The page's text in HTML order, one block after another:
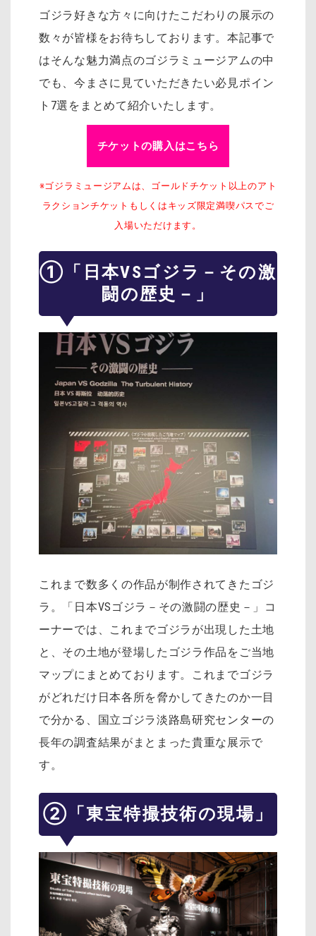
ゴジラ好きな方々に向けたこだわりの展示の
数々が皆様をお待ちしております。本記事で
はそんな魅力満点のゴジラミュージアムの中
でも、今まさに見ていただきたい必見ポイン
ト7選をまとめて紹介いたします。
チケットの購入はこちら
※ゴジラミュージアムは、ゴールドチケット以上のアト
ラクションチケットもしくはキッズ限定満喫パスでご
入場いただけます。
①「日本VSゴジラ－その激
闘の歴史－」
これまで数多くの作品が制作されてきたゴジ
ラ。「日本VSゴジラ－その激闘の歴史－」コ
ーナーでは、これまでゴジラが出現した土地
と、その土地が登場したゴジラ作品をご当地
マップにまとめております。これまでゴジラ
がどれだけ日本各所を脅かしてきたのか一目
で分かる、国立ゴジラ淡路島研究センターの
長年の調査結果がまとまった貴重な展示で
す。
②「東宝特撮技術の現場」